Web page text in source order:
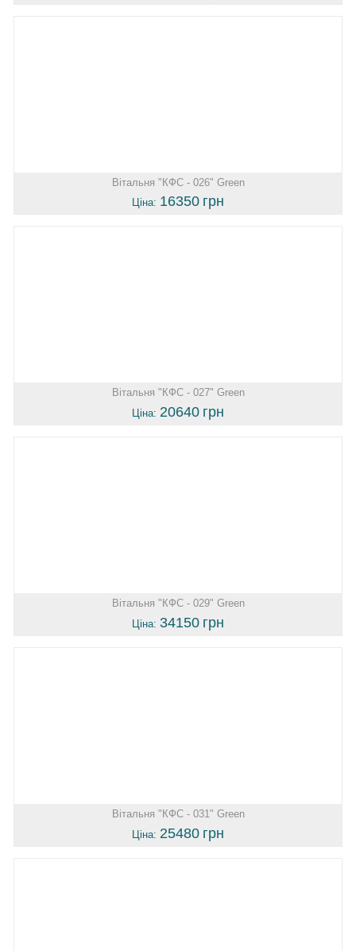
Вітальня "КФС - 026" Green
Ціна: 16350 грн
Вітальня "КФС - 027" Green
Ціна: 20640 грн
Вітальня "КФС - 029" Green
Ціна: 34150 грн
Вітальня "КФС - 031" Green
Ціна: 25480 грн